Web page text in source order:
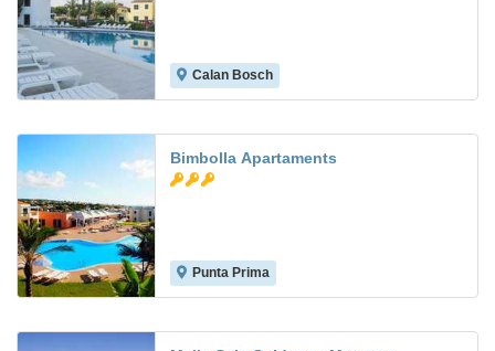
Calan Bosch
Bimbolla Apartaments
Punta Prima